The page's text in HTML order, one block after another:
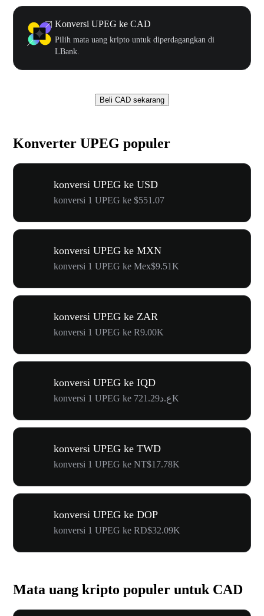
Konversi UPEG ke CAD
Pilih mata uang kripto untuk diperdagangkan di
LBank.
Beli CAD sekarang
Konverter UPEG populer
konversi UPEG ke USD
konversi 1 UPEG ke $551.07
konversi UPEG ke MXN
konversi 1 UPEG ke Mex$9.51K
konversi UPEG ke ZAR
konversi 1 UPEG ke R9.00K
konversi UPEG ke IQD
konversi 1 UPEG ke ع.د721.29K
konversi UPEG ke TWD
konversi 1 UPEG ke NT$17.78K
konversi UPEG ke DOP
konversi 1 UPEG ke RD$32.09K
Mata uang kripto populer untuk CAD